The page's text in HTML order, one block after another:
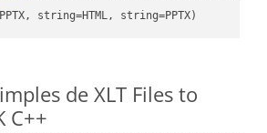
string=HTML, string=PPTX)
de XLT Files to
C++